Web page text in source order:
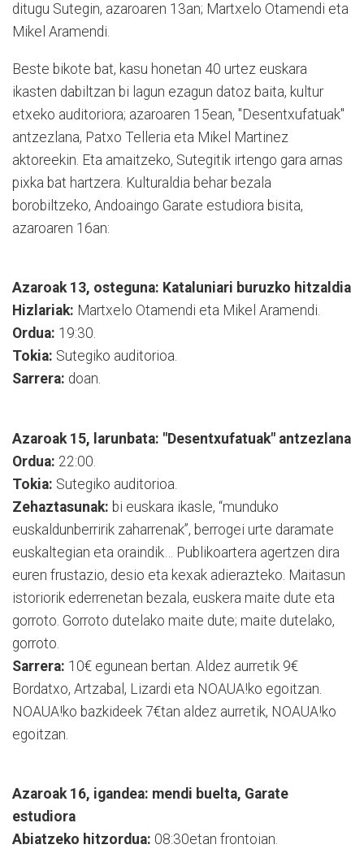
ditugu Sutegin, azaroaren 13an; Martxelo Otamendi eta
Mikel Aramendi.
Beste bikote bat, kasu honetan 40 urtez euskara
ikasten dabiltzan bi lagun ezagun datoz baita, kultur
etxeko auditoriora; azaroaren 15ean, "Desentxufatuak"
antzezlana, Patxo Telleria eta Mikel Martinez
aktoreekin. Eta amaitzeko, Sutegitik irtengo gara arnas
pixka bat hartzera. Kulturaldia behar bezala
borobiltzeko, Andoaingo Garate estudiora bisita,
azaroaren 16an:
Azaroak 13, osteguna: Kataluniari buruzko hitzaldia
Hizlariak: Martxelo Otamendi eta Mikel Aramendi.
Ordua: 19:30.
Tokia: Sutegiko auditorioa.
Sarrera: doan.
Azaroak 15, larunbata: "Desentxufatuak" antzezlana
Ordua: 22:00.
Tokia: Sutegiko auditorioa.
Zehaztasunak: bi euskara ikasle, “munduko
euskaldunberririk zaharrenak”, berrogei urte daramate
euskaltegian eta oraindik… Publikoartera agertzen dira
euren frustazio, desio eta kexak adierazteko. Maitasun
istoriorik ederrenetan bezala, euskera maite dute eta
gorroto. Gorroto dutelako maite dute; maite dutelako,
gorroto.
Sarrera: 10€ egunean bertan. Aldez aurretik 9€
Bordatxo, Artzabal, Lizardi eta NOAUA!ko egoitzan.
NOAUA!ko bazkideek 7€tan aldez aurretik, NOAUA!ko
egoitzan.
Azaroak 16, igandea: mendi buelta, Garate
estudiora
Abiatzeko hitzordua: 08:30etan frontoian.